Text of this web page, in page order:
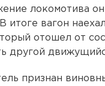
локомотива
итоге вагон
отошел от
другой
признан